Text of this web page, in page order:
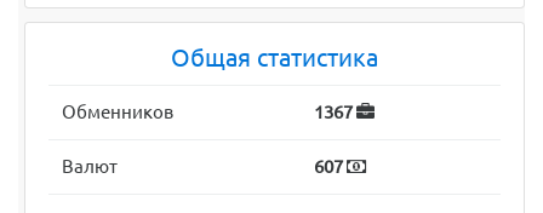
Общая статистика
Обменников 1367
Валют 607